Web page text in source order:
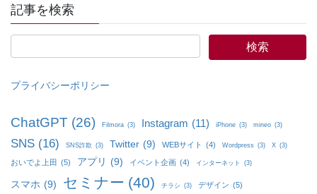
記事を検索
プライバシーポリシー
ChatGPT (26) Filmora (3) Instagram (11) iPhone (3) mineo (3)
SNS (16) SNS詐欺 (3) Twitter (9) WEBサイト (4) Wordpress (3) X (3)
おいでよ上田 (5) アプリ (9) イベント企画 (4) インターネット (3)
スマホ (9) セミナー (40) チラシ (3) デザイン (5)